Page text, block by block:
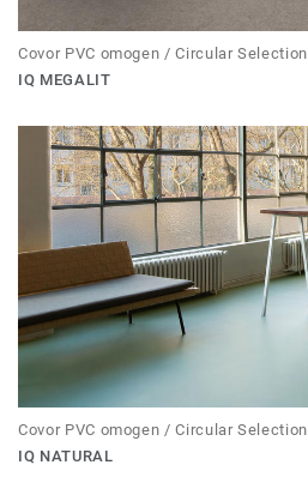
Covor PVC omogen / Circular Selection
IQ MEGALIT
Covor PVC omogen / Circular Selection
IQ NATURAL